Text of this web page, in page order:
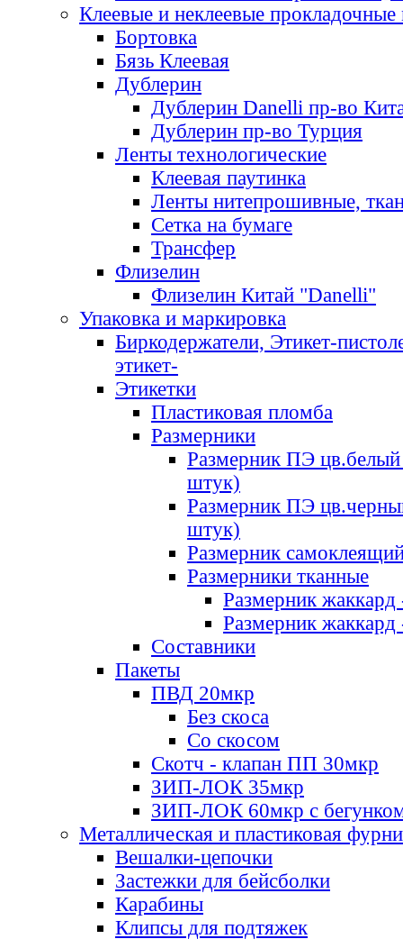
Клеевые и неклеевые прокладочные
Бортовка
Бязь Клеевая
Дублерин
Дублерин Danelli пр-во
Дублерин пр-во Турция
Ленты технологические
Клеевая паутинка
Ленты нитепрошивные,
Сетка на бумаге
Трансфер
Флизелин
Флизелин Китай "Danelli"
Упаковка и маркировка
Биркодержатели, Этикет-
этикет-
Этикетки
Пластиковая пломба
Размерники
Размерник ПЭ цв.белый
штук)
Размерник ПЭ
штук)
Размерник
Размерники тканные
Размерник
Размерник
Составники
Пакеты
ПВД 20мкр
Без скоса
Со скосом
Скотч - клапан ПП 30мкр
ЗИП-ЛОК 35мкр
ЗИП-ЛОК 60мкр с
Металлическая и пластиковая
Вешалки-цепочки
Застежки для бейсболки
Карабины
Клипсы для подтяжек